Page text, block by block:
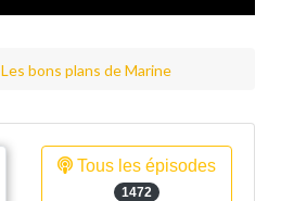
Les bons plans de Marine
Tous les épisodes
1472